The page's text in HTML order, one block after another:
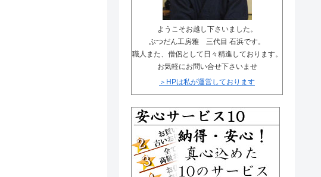
唐木仏壇の材質知識
金仏壇一覧ページ
唐木仏壇一覧ページ
まごころ安心サービス
メディア紹介
お客様のお声
ようこそお越し下さいました。
ぶつだん工房雅 三代目 石浜です。
職人また、僧侶として日々精進しております。
お気軽にお問い合せ下さいませ
＞HPは私が運営しております